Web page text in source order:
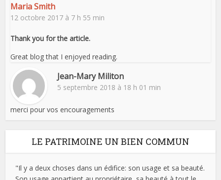
Maria Smith
12 octobre 2017 à 7 h 55 min
Thank you for the article.
Great blog that I enjoyed reading.
Jean-Mary Militon
5 septembre 2018 à 18 h 01 min
merci pour vos encouragements
LE PATRIMOINE UN BIEN COMMUN
"Il y a deux choses dans un édifice: son usage et sa beauté.